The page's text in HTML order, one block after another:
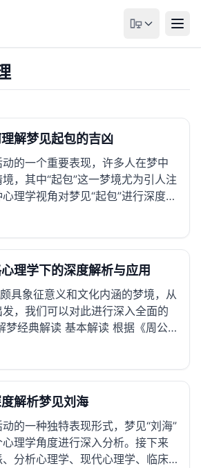
解梦见起包的吉凶
的一个重要表现，许多人在梦中
，其中“起包”这一梦境尤为引人注
理学视角对梦见“起包”进行深度解
理解这一梦境背后的心理含义与
德认为梦是潜意识的表达，梦见“起
理学下的深度解析与应用
具象征意义和文化内涵的梦境，从
，我们可以对此进行深入全面的
梦经典解读 基本解读 根据《周公
梦典籍，梦见“脑浆”通常象征着思
想和灵感。梦中出现脑浆，可能
解析梦见刘海
的一种独特表现形式，梦见“刘海”
理学角度进行深入分析。接下来
分析心理学、现代心理学、临床